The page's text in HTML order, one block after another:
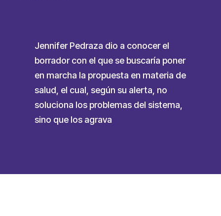
Jennifer Pedraza dio a conocer el
borrador con el que se buscaría poner
en marcha la propuesta en materia de
salud, el cual, según su alerta, no
soluciona los problemas del sistema,
sino que los agrava